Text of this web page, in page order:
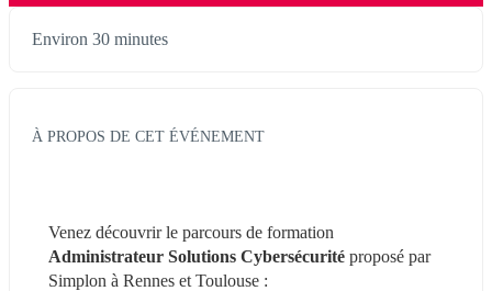
Environ 30 minutes
À PROPOS DE CET ÉVÉNEMENT
Administrateur Solutions Cybersécurité proposé par
Simplon à Rennes et Toulouse :